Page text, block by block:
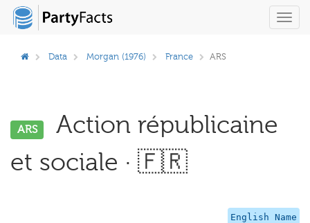
Data Morgan (1976) France ARS
ARS
Action républicaine
et sociale · 🇫🇷
English Name